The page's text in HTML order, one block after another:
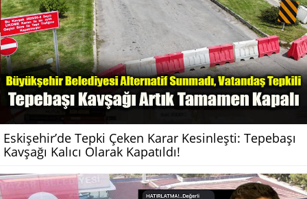
Eskişehir’de Tepki Çeken Karar Kesinleşti: Tepebaşı
Kavşağı Kalıcı Olarak Kapatıldı!